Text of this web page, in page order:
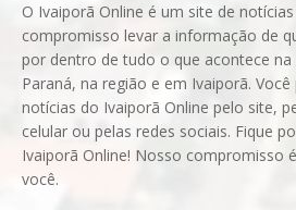
O Ivaiporã Online é um site de
compromisso levar a informação de
por dentro de tudo o que acontece
Paraná, na região e em Ivaiporã.
notícias do Ivaiporã Online pelo site,
celular ou pelas redes sociais. Fique
Ivaiporã Online! Nosso compromisso
você.